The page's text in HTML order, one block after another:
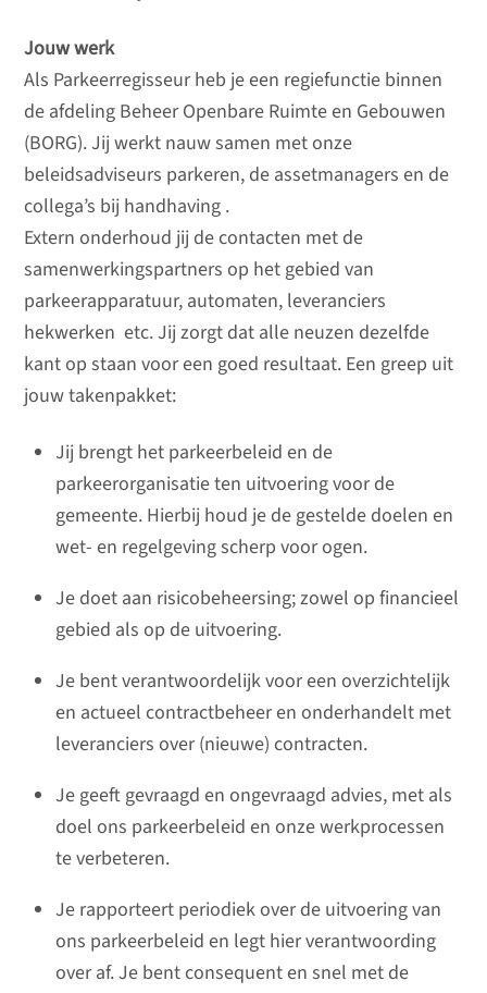
Jouw werk
Als Parkeerregisseur heb je een regiefunctie binnen
de afdeling Beheer Openbare Ruimte en Gebouwen
(BORG). Jij werkt nauw samen met onze
beleidsadviseurs parkeren, de assetmanagers en de
collega’s bij handhaving .
Extern onderhoud jij de contacten met de
samenwerkingspartners op het gebied van
parkeerapparatuur, automaten, leveranciers
hekwerken etc. Jij zorgt dat alle neuzen dezelfde
kant op staan voor een goed resultaat. Een greep uit
jouw takenpakket:
Jij brengt het parkeerbeleid en de
parkeerorganisatie ten uitvoering voor de
gemeente. Hierbij houd je de gestelde doelen en
wet- en regelgeving scherp voor ogen.
Je doet aan risicobeheersing; zowel op financieel
gebied als op de uitvoering.
Je bent verantwoordelijk voor een overzichtelijk
en actueel contractbeheer en onderhandelt met
leveranciers over (nieuwe) contracten.
Je geeft gevraagd en ongevraagd advies, met als
doel ons parkeerbeleid en onze werkprocessen
te verbeteren.
Je rapporteert periodiek over de uitvoering van
ons parkeerbeleid en legt hier verantwoording
over af. Je bent consequent en snel met de